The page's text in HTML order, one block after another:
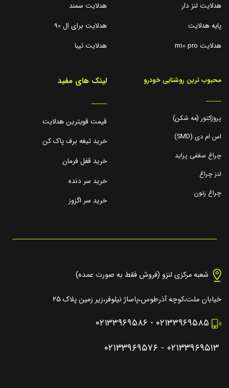
هدلایت لنز دار
پایه هدلایت
هدلایت m10 pro
هدلایت سمند
هدلایت برای ال 90
هدلایت تیبا
محبوب ترین روشنایی خودرو
_____
پروژکتور (مه شکن)
اس ام دی (SMD)
چراغ سقفی پراید
لنز چراغ
چراغ زنون
لینک های مفید
_____
قیمت قویترین هدلایت
خرید تیغه برف پاک کن
خرید قفل فرمان
خرید سر دنده
خرید سر اگزوز
شعبه مرکزی لنزو (فروش فقط به صورت عمده)
خیابان ملت،کوچه آذرطوس،پاساژ نیلوفر،زیر زمین پلاک ۲۵
۰۲۱۳۳۹۶۹۵۸۵ - ۰۲۱۳۳۹۶۹۵۸۶
۰۲۱۳۳۹۶۹۵۱۳ - ۰۲۱۳۳۹۶۹۵۷۶